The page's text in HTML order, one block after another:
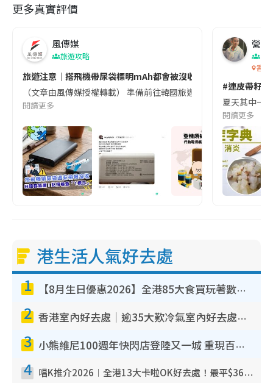
更多真實評價
風傳媒
旅遊攻略
旅遊注意｜搭飛機帶尿袋標明mAh都會被沒收😱出發前切記檢查
（文章由風傳媒授權轉載） 準備前往韓國旅遊的民眾，近期要
閱讀更多
營養
香港
#連皮帶籽
夏天其中一
閱讀更多
港生活人氣好去處
1 【8月生日優惠2026】全港85大食買玩著數攻略 自助餐/火鍋放題同行免費＋誠品/DONKI送現金券
2 香港室內好去處｜逾35大歎冷氣室內好去處推介 室內活動免費避雨無懼落雨
3 小熊維尼100週年快閃店登陸又一城 重現百畝森林經典場景／獨家限定盲盒登場／專屬DIY香水
4 唱K推介2026︱全港13大卡啦OK好去處！最平$36起 日文K都有！(附地址+收費詳情)